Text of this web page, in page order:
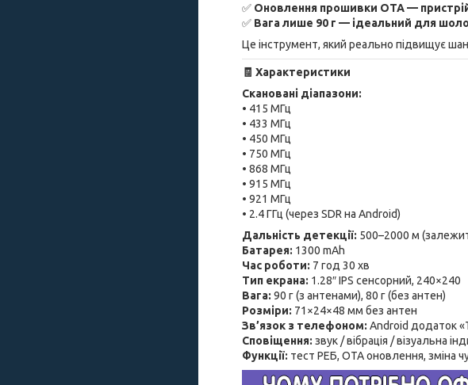
✅ Оновлення прошивки OTA —
✅ Вага лише 90 г — ідеальний для
Це інструмент, який реально підвищує
🧾 Характеристики
Скановані діапазони:
• 415 МГц
• 433 МГц
• 450 МГц
• 750 МГц
• 868 МГц
• 915 МГц
• 921 МГц
• 2.4 ГГц (через SDR на Android)
Дальність детекції: 500–2000 м
Батарея: 1300 mAh
Час роботи: 7 год 30 хв
Тип екрана: 1.28″ IPS сенсорний, 240×240
Вага: 90 г (з антенами), 80 г (без антен)
Розміри: 71×24×48 мм без антен
Зв’язок з телефоном: Android додаток
Сповіщення: звук / вібрація / візуальна
Функції: тест РЕБ, OTA оновлення, зміна